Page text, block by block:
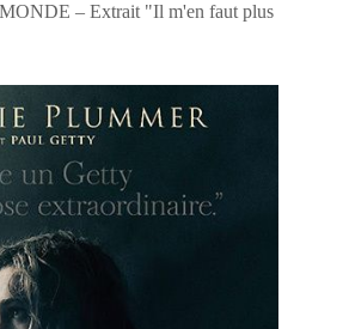
– Extrait "Il m'en faut plus